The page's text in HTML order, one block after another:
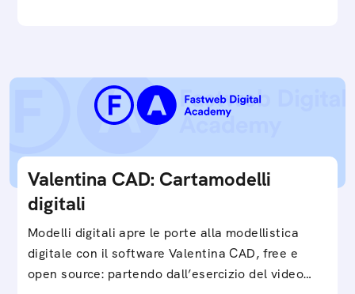
Valentina CAD: Cartamodelli
digitali
Modelli digitali apre le porte alla modellistica
digitale con il software Valentina CAD, free e
open source: partendo dall’esercizio del video…